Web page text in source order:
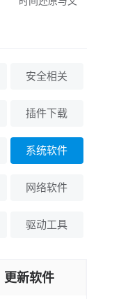
安全相关
插件下载
系统软件
网络软件
驱动工具
更新软件